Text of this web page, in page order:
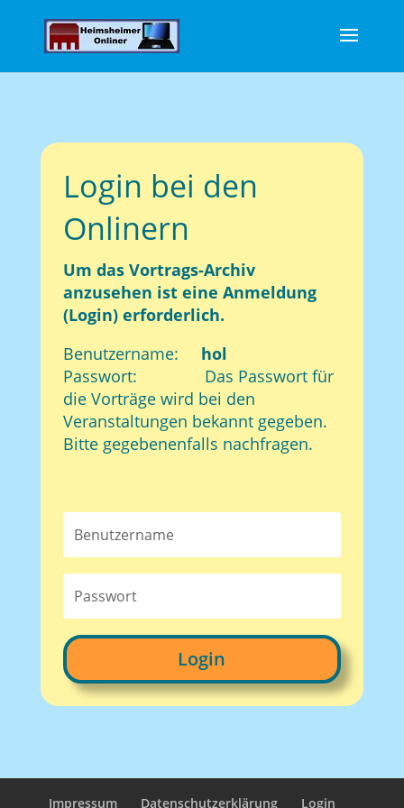
Login bei den
Onlinern
Um das Vortrags-Archiv
anzusehen ist eine Anmeldung
(Login) erforderlich.
Benutzername:
hol
Passwort: Das Passwort für
die Vorträge wird bei den
Veranstaltungen bekannt gegeben.
Bitte gegebenenfalls nachfragen.
Login
Impressum Datenschutzerklärung Login